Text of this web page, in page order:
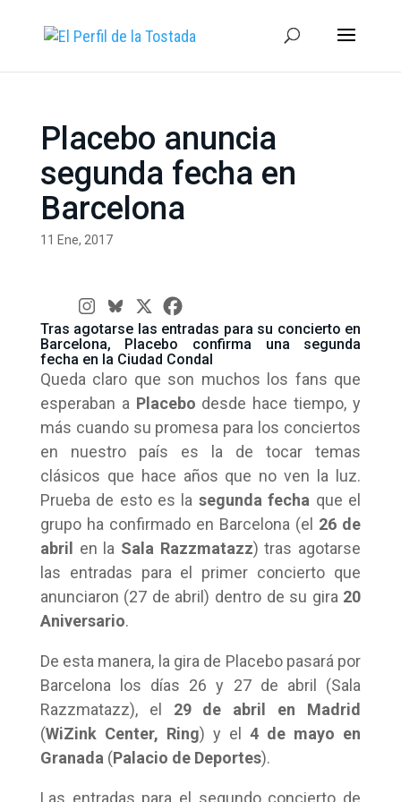
Placebo anuncia
segunda fecha en
Barcelona
11 Ene, 2017
Tras agotarse las entradas para su concierto en
Barcelona, Placebo confirma una segunda
fecha en la Ciudad Condal
Queda claro que son muchos los fans que
esperaban a Placebo desde hace tiempo, y
más cuando su promesa para los conciertos
en nuestro país es la de tocar temas
clásicos que hace años que no ven la luz.
Prueba de esto es la segunda fecha que el
grupo ha confirmado en Barcelona (el 26 de
abril
en la Sala Razzmatazz) tras agotarse
las entradas para el primer concierto que
anunciaron (27 de abril) dentro de su gira 20
Aniversario.
De esta manera, la gira de Placebo pasará por
Barcelona los días 26 y 27 de abril (Sala
Razzmatazz), el 29 de abril en Madrid
(WiZink Center, Ring) y el4 de mayo en
Granada (Palacio de Deportes).
Las entradas para el segundo concierto de